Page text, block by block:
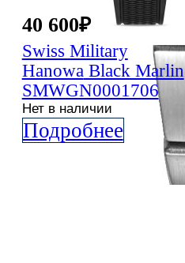
40 600₽
Swiss Military
HanowaBlack Marlin
SMWGN0001706
Нет в наличии
Подробнее